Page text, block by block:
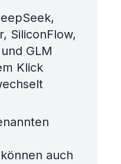
SiliconFlow,
GLM
Klick
auch